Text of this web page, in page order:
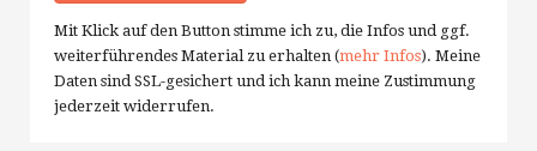
Mit Klick auf den Button stimme ich zu, die Infos und ggf.
weiterführendes Material zu erhalten (mehr Infos). Meine
Daten sind SSL-gesichert und ich kann meine Zustimmung
jederzeit widerrufen.